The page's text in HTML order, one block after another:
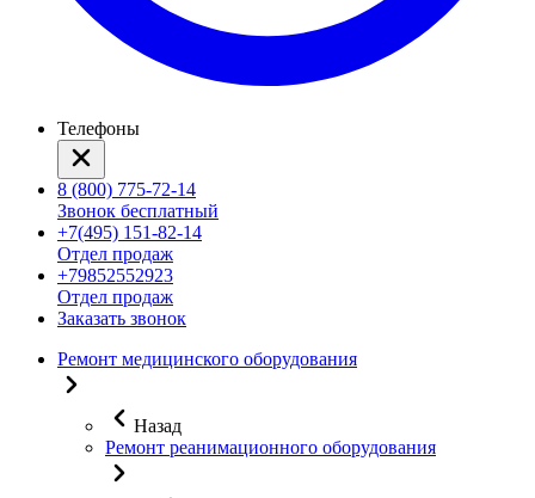
Телефоны
8 (800) 775-72-14
Звонок бесплатный
+7(495) 151-82-14
Отдел продаж
+79852552923
Отдел продаж
Заказать звонок
Ремонт медицинского оборудования
Назад
Ремонт реанимационного оборудования